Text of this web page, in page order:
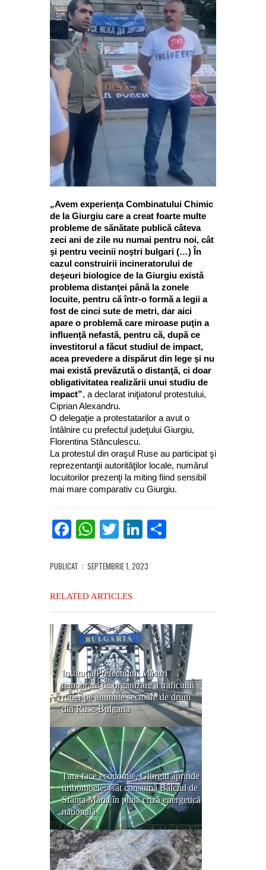
„Avem experienţa Combinatului Chimic
de la Giurgiu care a creat foarte multe
probleme de sănătate publică câteva
zeci ani de zile nu numai pentru noi, cât
şi pentru vecinii noştri bulgari (…) În
cazul construirii incineratorului de
deşeuri biologice de la Giurgiu există
problema distanţei până la zonele
locuite, pentru că într-o formă a legii a
fost de cinci sute de metri, dar aici
apare o problemă care miroase puţin a
influenţă nefastă, pentru că, după ce
investitorul a făcut studiul de impact,
acea prevedere a dispărut din lege şi nu
mai există prevăzută o distanţă, ci doar
obligativitatea realizării unui studiu de
impact”, a declarat iniţiatorul protestului,
Ciprian Alexandru.
O delegaţie a protestatarilor a avut o
întâlnire cu prefectul judeţului Giurgiu,
Florentina Stănculescu.
La protestul din oraşul Ruse au participat şi
reprezentanţii autorităţilor locale, numărul
locuitorilor prezenţi la miting fiind sensibil
mai mare comparativ cu Giurgiu.
Facebook
WhatsApp
TwitterLinkedIn
PUBLICAT : SEPTEMBRIE 1, 2023
RELATED ARTICLES
Instituția Prefectului: Măsuri
temporare de organizare a traficului
rutier pe anumite sectoare de drum
din Ruse-Bulgaria
Țara face economie, Giurgiu aprinde
tiribombele: Cât consumă Bâlciul de
Sfânta Măria în plină criză energetică
națională